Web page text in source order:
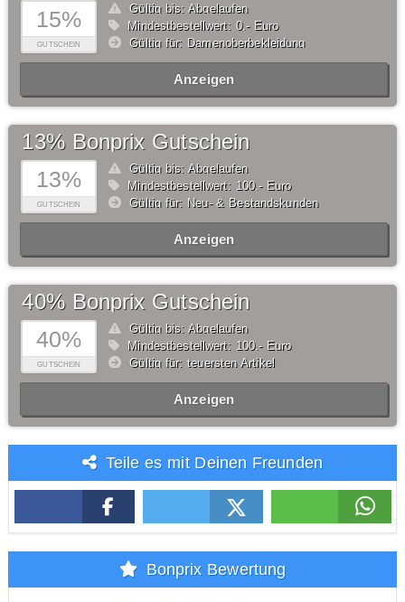
15%
GUTSCHEIN
Gültig bis: Abgelaufen
Mindestbestellwert: 0,- Euro
Gültig für: Damenoberbekleidung
Anzeigen
13%
GUTSCHEIN
13% Bonprix Gutschein
Gültig bis: Abgelaufen
Mindestbestellwert: 100,- Euro
Gültig für: Neu- & Bestandskunden
Anzeigen
40%
GUTSCHEIN
40% Bonprix Gutschein
Gültig bis: Abgelaufen
Mindestbestellwert: 100,- Euro
Gültig für: teuersten Artikel
Anzeigen
Teile es mit Deinen Freunden
Bonprix Bewertung